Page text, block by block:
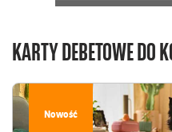
KARTY DEBETOWE DO
Przejdź
do
Nowość